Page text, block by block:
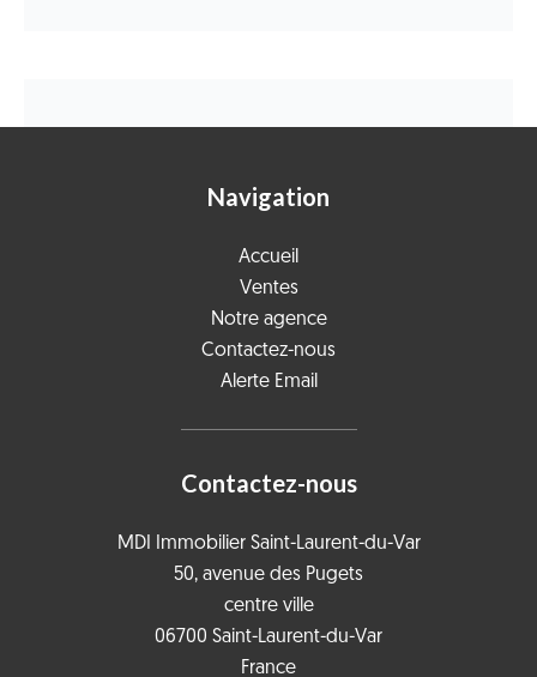
Navigation
Accueil
Ventes
Notre agence
Contactez-nous
Alerte Email
Contactez-nous
MDI Immobilier Saint-Laurent-du-Var
50, avenue des Pugets
centre ville
06700 Saint-Laurent-du-Var
France